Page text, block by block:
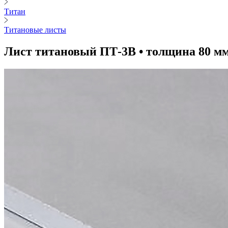
Титан
Титановые листы
Лист титановый ПТ-3В • толщина 80